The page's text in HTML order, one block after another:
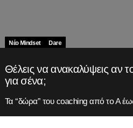
Νέο Mindset Dare
Θέλεις να ανακαλύψεις αν
για σένα;
Τα “δώρα” του coaching από το Α